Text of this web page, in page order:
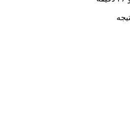
تعبير مؤلف، كتاب شامل سه